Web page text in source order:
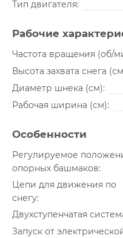
Тип двигателя
Рабочие
Частота вращения (об/
Высота захвата снега
Диаметр шнека (см)
Рабочая ширина (см)
Особенности
Регулируемое
опорных башмаков
Цепи для движения по
снегу
Двухступенчатая
Запуск от